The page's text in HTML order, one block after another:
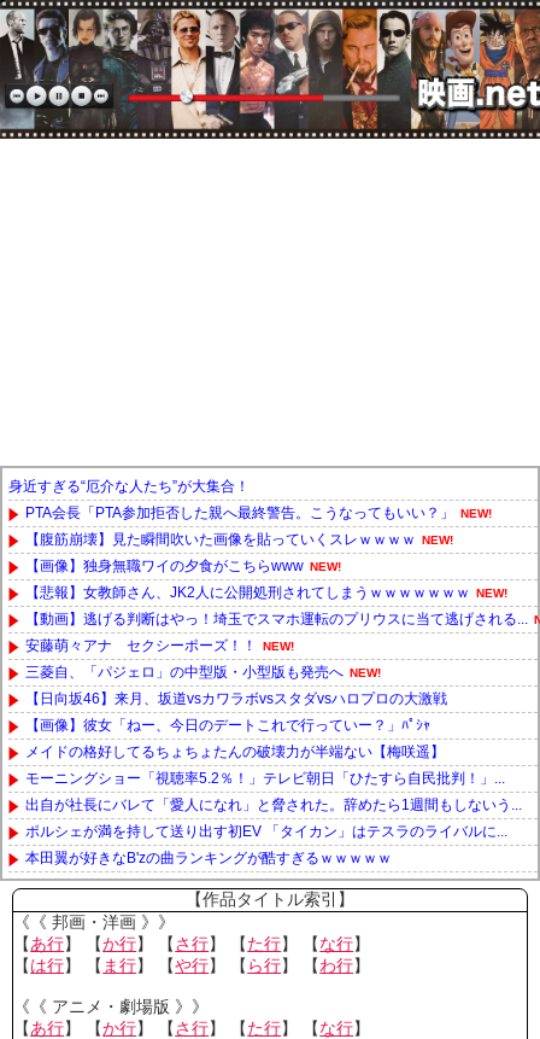
身近すぎる“厄介な人たち”が大集合！
PTA会長「PTA参加拒否した親へ最終警告。こうなってもいい？」
NEW!
【腹筋崩壊】見た瞬間吹いた画像を貼っていくスレｗｗｗｗ NEW!
【画像】独身無職ワイの夕食がこちらwww NEW!
【悲報】女教師さん、JK2人に公開処刑されてしまうｗｗｗｗｗｗｗ NEW!
【動画】逃げる判断はやっ！埼玉でスマホ運転のプリウスに当て逃げされる...
安藤萌々アナ セクシーポーズ！！ NEW!
三菱自、「パジェロ」の中型版・小型版も発売へ NEW!
【日向坂46】来月、坂道vsカワラボvsスタダvsハロプロの大激戦
【画像】彼女「ねー、今日のデートこれで行っていー？」ﾊﾟｼｬ
メイドの格好してるちょちょたんの破壊力が半端ない【梅咲遥】
モーニングショー「視聴率5.2％！」テレビ朝日「ひたすら自民批判！」...
出自が社長にバレて「愛人になれ」と脅された。辞めたら1週間もしないう...
ポルシェが満を持して送り出す初EV 「タイカン」はテスラのライバルに...
本田翼が好きなB'zの曲ランキングが酷すぎるｗｗｗｗｗ
Powered by livedoor 相互RSS
【作品タイトル索引】
《《 邦画・洋画 》》
【あ行】 【か行】 【さ行】 【た行】 【な行】
【は行】 【 ま行】 【や行】 【 ら行】 【わ行】
《《 アニメ・劇場版 》》
【あ行】 【か行】 【さ行】 【た行】 【な行】